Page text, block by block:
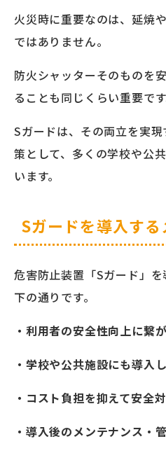
火災時に重要なのは、延焼
ではありません。
防火シャッターそのものを
ることも同じくらい重要です
Sガードは、その両立を実
策として、多くの学校や公
います。
Sガードを導入する
危害防止装置「Sガード」
下の通りです。
・利用者の安全性向上に繋
・学校や公共施設にも導入
・コスト負担を抑えて安全
・導入後のメンテナンス・